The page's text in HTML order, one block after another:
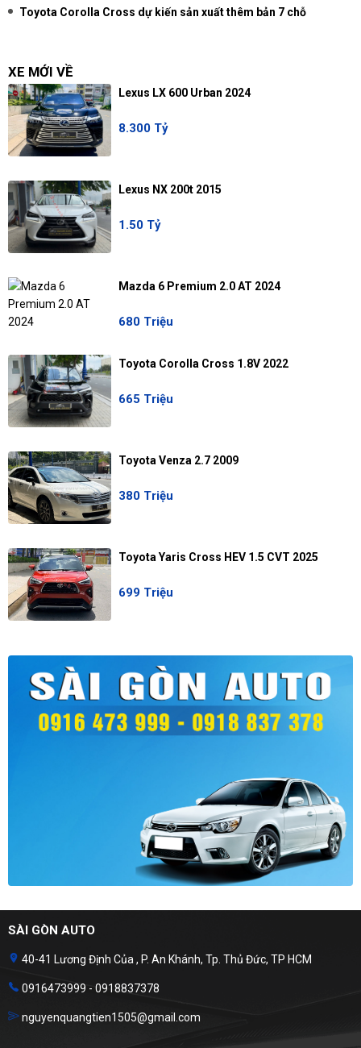
Toyota Corolla Cross dự kiến sản xuất thêm bản 7 chỗ
XE MỚI VỀ
Lexus LX 600 Urban 2024
8.300 Tỷ
Lexus NX 200t 2015
1.50 Tỷ
Mazda 6 Premium 2.0 AT 2024
680 Triệu
Toyota Corolla Cross 1.8V 2022
665 Triệu
Toyota Venza 2.7 2009
380 Triệu
Toyota Yaris Cross HEV 1.5 CVT 2025
699 Triệu
SÀI GÒN AUTO
40-41 Lương Định Của , P. An Khánh, Tp. Thủ Đức, TP HCM
0916473999 - 0918837378
nguyenquangtien1505@gmail.com